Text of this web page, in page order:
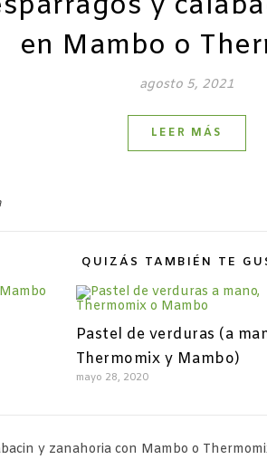
en Mambo o
agosto 5, 2021
LEER MÁS
QUIZÁS TAMBIÉN TE
Pastel de verduras (a
Thermomix y Mambo)
mayo 28, 2020